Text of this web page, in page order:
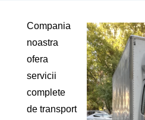
Compania
noastra
ofera
servicii
complete
de transport